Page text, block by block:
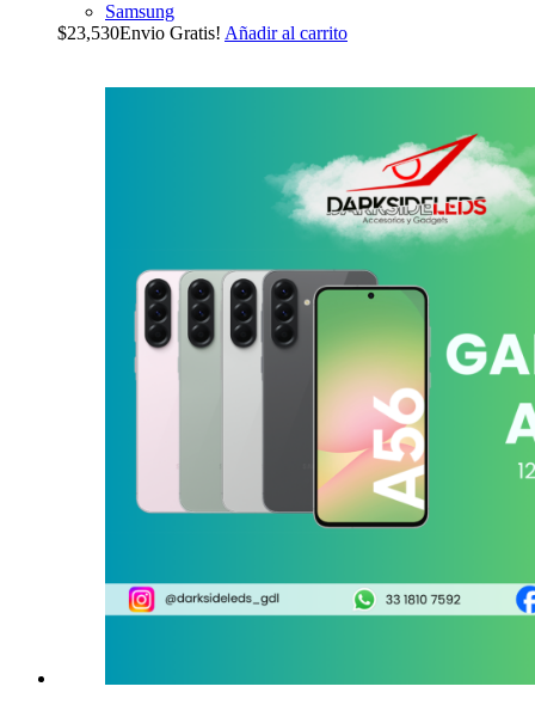
Samsung
$23,530Envio Gratis! Añadir al carrito